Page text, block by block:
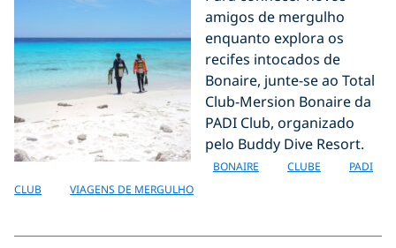
amigos de mergulho
enquanto explora os
recifes intocados de
Bonaire, junte-se ao Total
Club-Mersion Bonaire da
PADI Club, organizado
pelo Buddy Dive Resort.
BONAIRE CLUBE
PADI
CLUB
VIAGENS DE MERGULHO